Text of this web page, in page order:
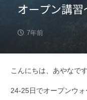
オープン講習
7年前
こんにちは、あやなです
24-25日でオープンウォ